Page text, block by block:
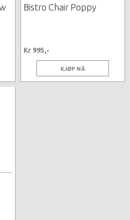
Bistro Chair Poppy
Kr 995,-
KJØP NÅ